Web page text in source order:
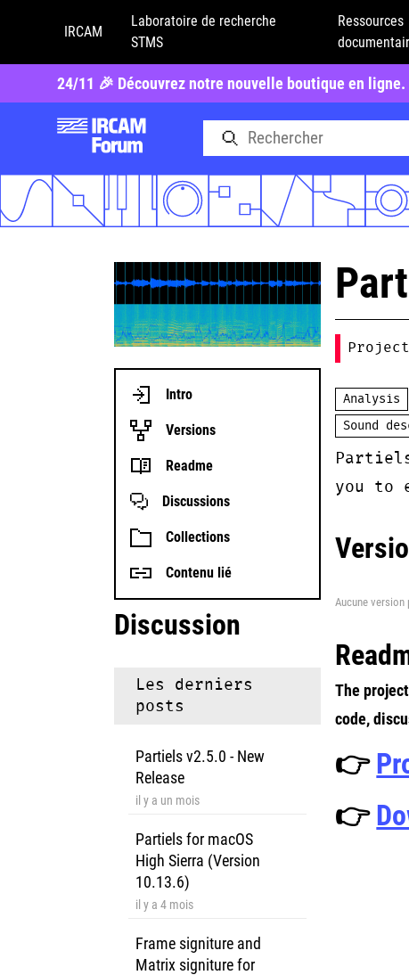
IRCAM
Laboratoire de recherche
STMS
Ressources
24/11 🎉 Découvrez notre nouvelle boutique en ligne.
Intro
Versions
Readme
Discussions
Collections
Contenu lié
Discussion
Les derniers
posts
Partiels v2.5.0 - New
Release
il y a un mois
Partiels for macOS
High Sierra (Version
10.13.6)
il y a 4 mois
Frame signiture and
Matrix signiture for
Project
Analysis
Sound
you to
Aucune
The
code,
👉
👉